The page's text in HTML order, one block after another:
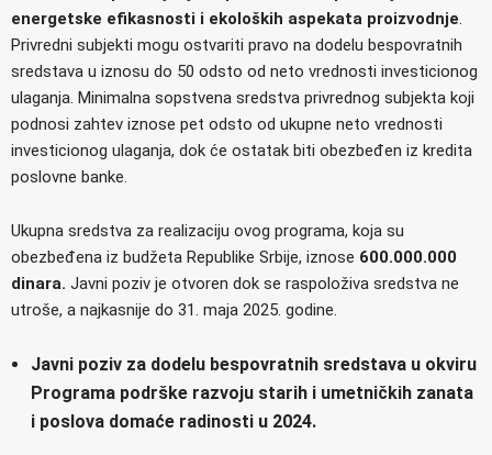
energetske efikasnosti i ekoloških aspekata proizvodnje.
Privredni subjekti mogu ostvariti pravo na dodelu bespovratnih
sredstava u iznosu do 50 odsto od neto vrednosti investicionog
ulaganja. Minimalna sopstvena sredstva privrednog subjekta koji
podnosi zahtev iznose pet odsto od ukupne neto vrednosti
investicionog ulaganja, dok će ostatak biti obezbeđen iz kredita
poslovne banke.
Ukupna sredstva za realizaciju ovog programa, koja su
obezbeđena iz budžeta Republike Srbije, iznose 600.000.000
dinara. Javni poziv je otvoren dok se raspoloživa sredstva ne
utroše, a najkasnije do 31. maja 2025. godine.
Javni poziv za dodelu bespovratnih sredstava u okviru
Programa podrške razvoju starih i umetničkih zanata
i poslova domaće radinosti u 2024.